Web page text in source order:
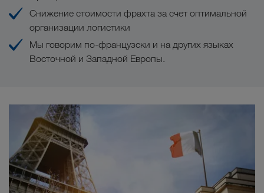
Снижение стоимости фрахта за счет оптимальной
организации логистики
Мы говорим по-французски и на других языках
Восточной и Западной Европы.